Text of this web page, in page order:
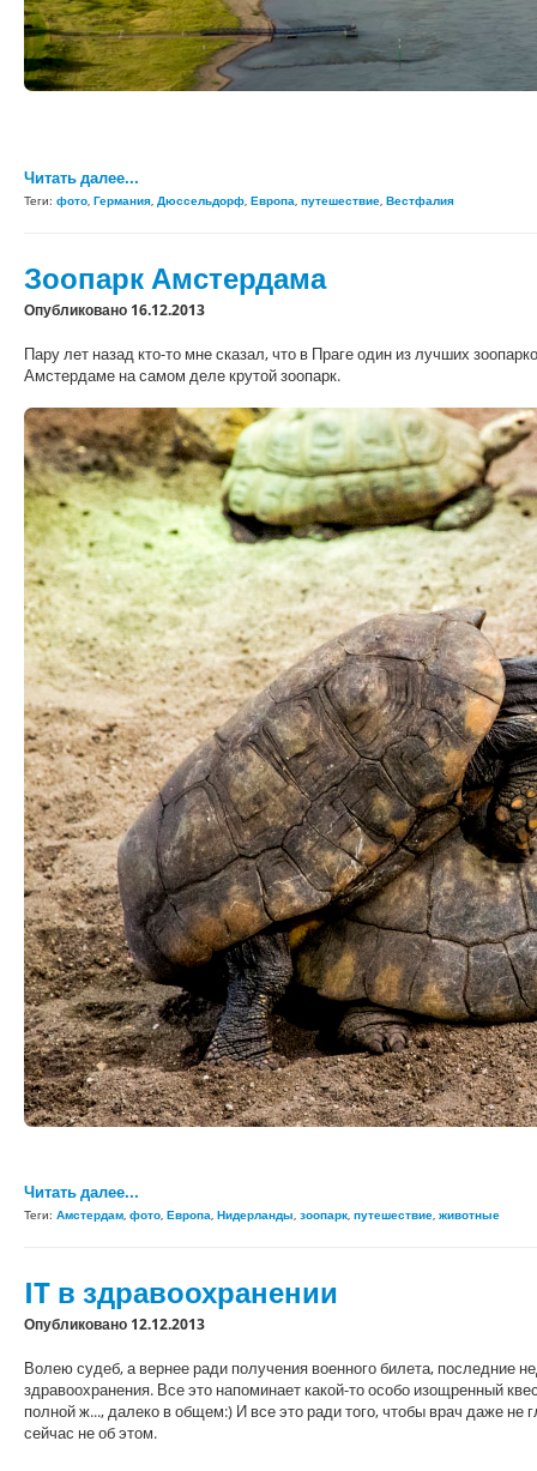
Читать далее...
Теги: фото, Германия, Дюссельдорф, Европа, путешествие, Вестфалия
Зоопарк Амстердама
Опубликовано 16.12.2013
Пару лет назад кто-то мне сказал, что в Праге один из лучших
Амстердаме на самом деле крутой зоопарк.
Читать далее...
Теги: Амстердам, фото, Европа, Нидерланды, зоопарк, путешествие, животные
IT в здравоохранении
Опубликовано 12.12.2013
Волею судеб, а вернее ради получения военного билета, последние
здравоохранения. Все это напоминает какой-то особо изощренный
полной ж..., далеко в общем:) И все это ради того, чтобы врач даже
сейчас не об этом.